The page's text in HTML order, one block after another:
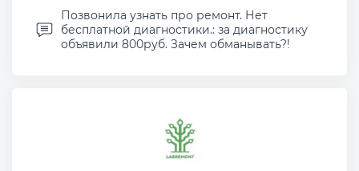
Позвонила узнать про ремонт. Нет
бесплатной диагностики.: за диагностику
объявили 800руб. Зачем обманывать?!